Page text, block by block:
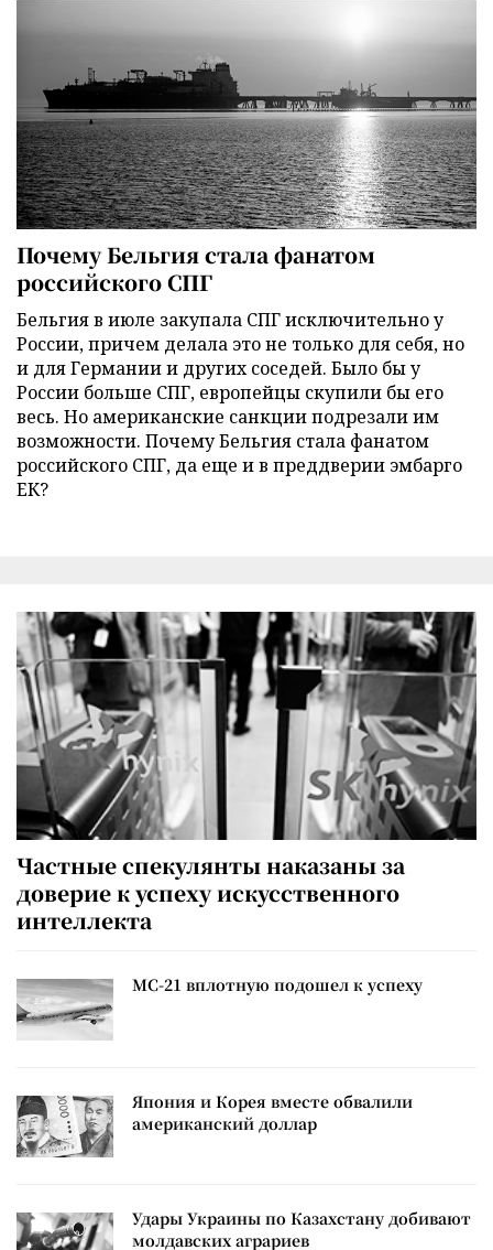
Почему Бельгия стала фанатом
российского СПГ
Бельгия в июле закупала СПГ исключительно у
России, причем делала это не только для себя, но
и для Германии и других соседей. Было бы у
России больше СПГ, европейцы скупили бы его
весь. Но американские санкции подрезали им
возможности. Почему Бельгия стала фанатом
российского СПГ, да еще и в преддверии эмбарго
ЕК?
Частные спекулянты наказаны за
доверие к успеху искусственного
интеллекта
МС-21 вплотную подошел к успеху
Япония и Корея вместе обвалили
американский доллар
Удары Украины по Казахстану добивают
молдавских аграриев